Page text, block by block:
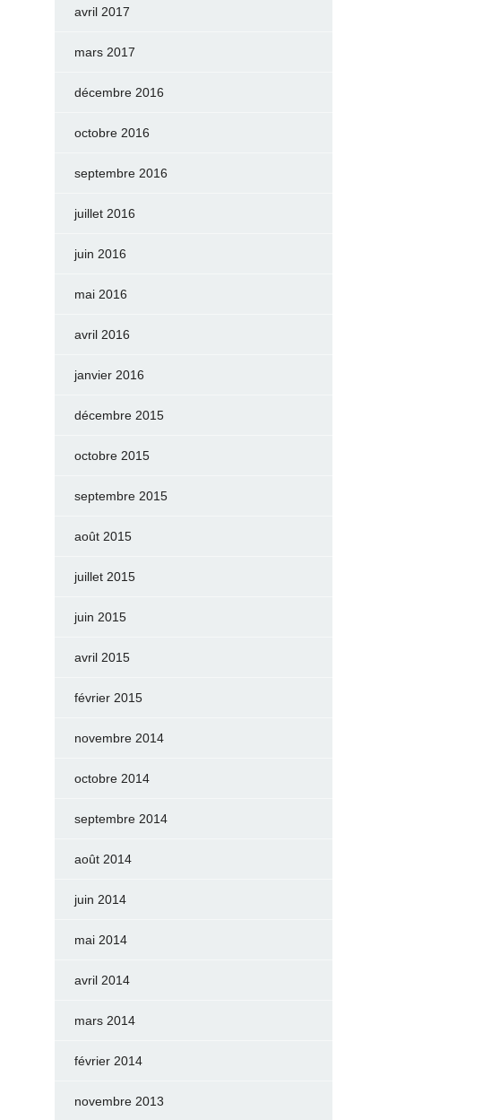
avril 2017
mars 2017
décembre 2016
octobre 2016
septembre 2016
juillet 2016
juin 2016
mai 2016
avril 2016
janvier 2016
décembre 2015
octobre 2015
septembre 2015
août 2015
juillet 2015
juin 2015
avril 2015
février 2015
novembre 2014
octobre 2014
septembre 2014
août 2014
juin 2014
mai 2014
avril 2014
mars 2014
février 2014
novembre 2013